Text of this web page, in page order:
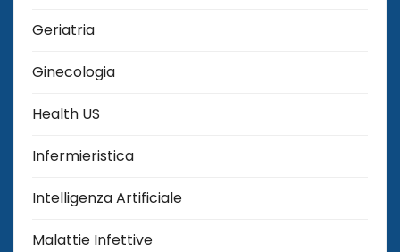
Geriatria
Ginecologia
Health US
Infermieristica
Intelligenza Artificiale
Malattie Infettive